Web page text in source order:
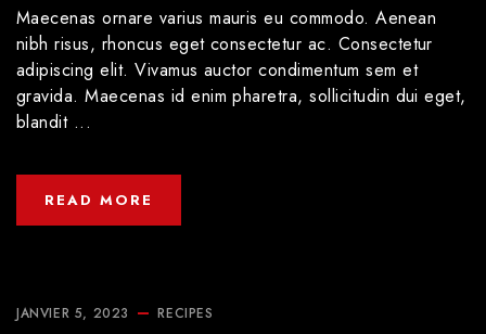
Maecenas ornare varius mauris eu commodo. Aenean
nibh risus, rhoncus eget consectetur ac. Consectetur
adipiscing elit. Vivamus auctor condimentum sem et
gravida. Maecenas id enim pharetra, sollicitudin dui eget,
blandit ...
READ MORE
JANVIER 5, 2023 RECIPES